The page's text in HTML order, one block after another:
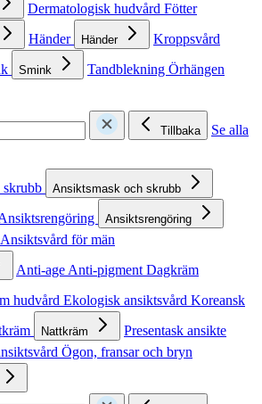
Dermatologisk hudvård Fötter
Händer Händer Kroppsvård
Smink Tandblekning Örhängen
Tillbaka
Se alla
skrubb Ansiktsmask och skrubb
Ansiktsrengöring
Ansiktsvård för män
Anti-ageAnti-pigmentDagkräm
hudvård Ekologisk ansiktsvård Koreansk
Nattkräm
Presentask ansikte
Ögon, fransar och bryn